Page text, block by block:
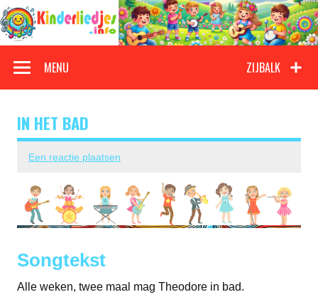
Doorgaan
naar
inhoud
Kinderliedjes
ZIJBALK
MENU
IN HET BAD
Een reactie plaatsen
Songtekst
Alle weken, twee maal mag Theodore in bad.